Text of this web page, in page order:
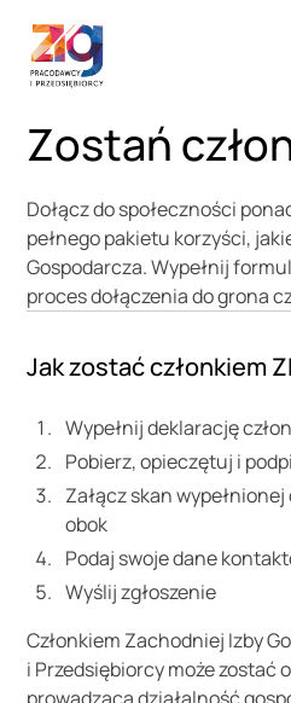
Baza wiedzy
Zostań
Dołącz do społeczności
pełnego pakietu korzyści,
Gospodarcza. Wypełnij
proces dołączenia do grona
Jak zostać członkiem
Wypełnij deklarację
Pobierz, opieczętuj i
Załącz skan
obok
Podaj swoje dane
Wyślij zgłoszenie
Członkiem Zachodniej Izby
i Przedsiębiorcy może zostać